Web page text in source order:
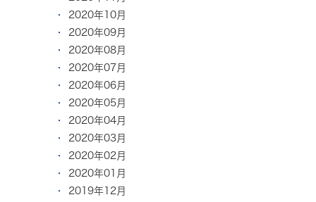
2020年10月
2020年09月
2020年08月
2020年07月
2020年06月
2020年05月
2020年04月
2020年03月
2020年02月
2020年01月
2019年12月